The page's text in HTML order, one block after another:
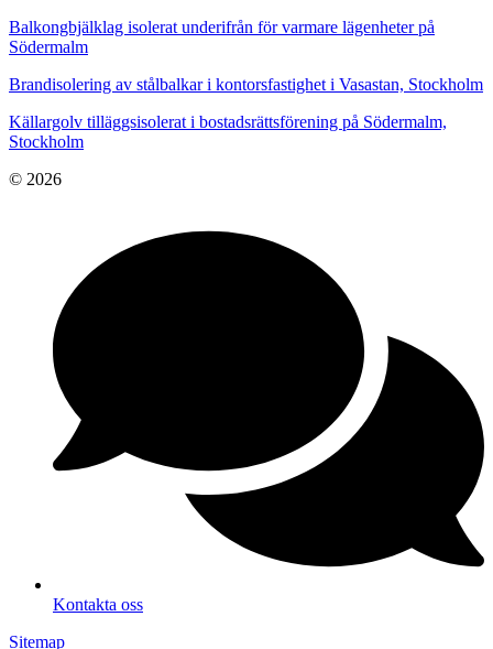
Balkongbjälklag isolerat underifrån för varmare lägenheter på
Södermalm
Brandisolering av stålbalkar i kontorsfastighet i Vasastan, Stockholm
Källargolv tilläggsisolerat i bostadsrättsförening på Södermalm,
Stockholm
© 2026
Kontakta oss
Sitemap